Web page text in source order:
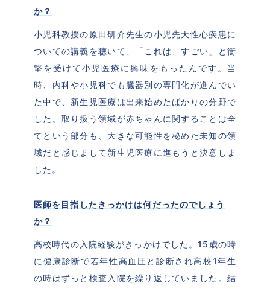
か？
小児科教授の原田研介先生の小児先天性心疾患に
ついての講義を聴いて、「これは、すごい」と衝
撃を受けて小児医療に興味をもったんです。当
時、内科や小児科でも臓器別の専門化が進んでい
た中で、新生児医療は出来始めたばかりの分野で
した。取り扱う領域が赤ちゃんに関することは全
てという部分も、大きな可能性を秘めた未知の領
域だと感じまして新生児医療に進もうと決意しま
した。
医師を目指したきっかけは何だったのでしょう
か？
高校時代の入院経験がきっかけでした。15歳の時
に健康診断で若年性高血圧と診断され高校1年生
の時はずっと検査入院を繰り返していました。結